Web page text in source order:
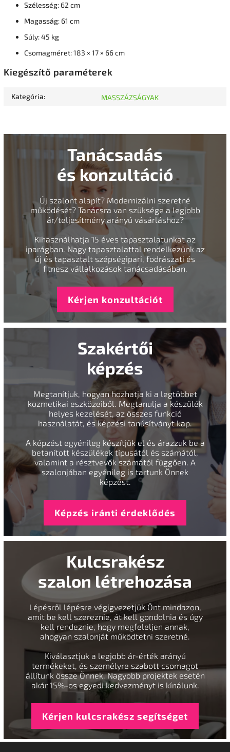
Szélesség: 62 cm
Magasság: 61 cm
Súly: 45 kg
Csomagméret: 183 × 17 × 66 cm
Kiegészítő paraméterek
Kategória: MASSZÁZSÁGYAK
Tanácsadás
és konzultáció
Új szalont alapít? Modernizálni szeretné
működését? Tanácsra van szüksége a legjobb
ár/teljesítmény arányú vásárláshoz?
Kihasználhatja 15 éves tapasztalatunkat az
iparágban. Nagy tapasztalattal rendelkezünk az
új és tapasztalt szépségipari, fodrászati és
fitnesz vállalkozások tanácsadásában.
Kérjen konzultációt
Szakértői
képzés
Megtanítjuk, hogyan hozhatja ki a legtöbbet
kozmetikai eszközeiből. Megtanulja a készülék
helyes kezelését, az összes funkció
használatát, és képzési tanúsítványt kap.
A képzést egyénileg készítjük el és árazzuk be a
betanított készülékek típusától és számától,
valamint a résztvevők számától függően. A
szalonjában egyénileg is tartunk Önnek
képzést.
Képzés iránti érdeklődés
Kulcsrakész
szalon létrehozása
Lépésről lépésre végigvezetjük Önt mindazon,
amit be kell szereznie, át kell gondolnia és úgy
kell rendeznie, hogy megfeleljen annak,
ahogyan szalonját működtetni szeretné.
Kiválasztjuk a legjobb ár-érték arányú
termékeket, és személyre szabott csomagot
állítunk össze Önnek. Nagyobb projektek esetén
akár 15%-os egyedi kedvezményt is kínálunk.
Kérjen kulcsrakész segítséget